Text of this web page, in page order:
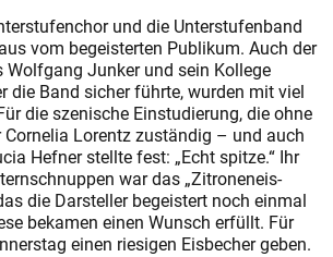
und die Unterstufenband
vom begeisterten Publikum. Auch der
Wolfgang Junker und sein Kollege
die Band sicher führte, wurden mit viel
die szenische Einstudierung, die ohne
Cornelia Lorentz zuständig – und auch
Hefner stellte fest: „Echt spitze.“ Ihr
war das „Zitroneneis-
die Darsteller begeistert noch einmal
bekamen einen Wunsch erfüllt. Für
einen riesigen Eisbecher geben.